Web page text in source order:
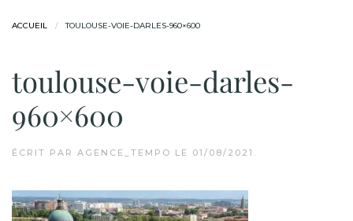
ACCUEIL TOULOUSE-VOIE-DARLES-960×600
toulouse-voie-darles-
960×600
ÉCRIT PAR AGENCE_TEMPO LE 01/08/2021 .